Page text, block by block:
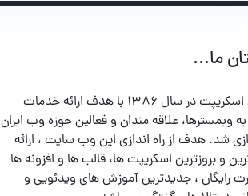
ما...
پرشین اسکریپت در سال ۱۳۸۶ با هدف ارائه خدمات
به وبمسترها، علاقه مندان و فعالین حوزه وب ایران
شد. هدف از راه اندازی این وب سایت ، ارائه
و بروزترین اسکریپت ها، قالب ها و افزونه ها
رایگان ، جدیدترین آموزش های ویدئویی و